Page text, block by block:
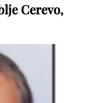
Cerevo,